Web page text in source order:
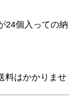
24個入っての納
料はかかりませ